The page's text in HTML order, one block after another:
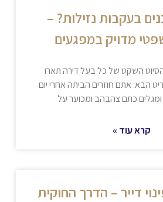
בעקבות נזילות? –
מדויק במפגעים
השקט של כל בעל דירה תארו
הבא: אתם חוזרים הביתה אחרי יום
כתם צהבהב ומכוער על
קרא עוד »
דייר – הדרך החוקית